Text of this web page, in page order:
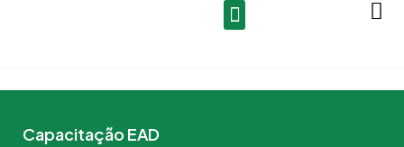
Capacitação EAD